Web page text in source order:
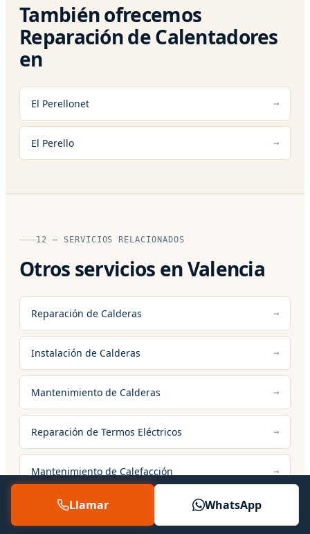
También ofrecemos
Reparación de Calentadores
en
El Perellonet
El Perello
12 — SERVICIOS RELACIONADOS
Otros servicios en Valencia
Reparación de Calderas
Instalación de Calderas
Mantenimiento de Calderas
Reparación de Termos Eléctricos
Mantenimiento de Calefacción
Llamar WhatsApp